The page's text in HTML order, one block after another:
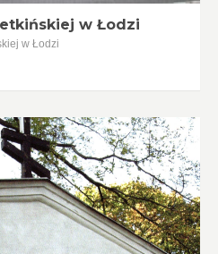
w Łodzi
w Łodzi